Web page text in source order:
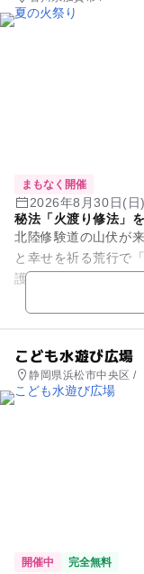
まもなく開催
2026年8月30日(日)
秘法「火渡り修法」
北陸修験道の山伏が
と幸せを祈る荒行で
護摩供（さいとうお
法が修ぜられるが、
こども水遊び広場
静岡県浜松市中央区 /
開催中 完全無料